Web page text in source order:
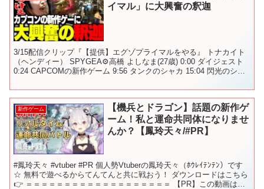
イマル」に大興奮の釈迦
3/15配信クリップ『【提供】エグゾプライマルをやる』 トナカイト
（ヘンディー） SPYGEA⚙高橋 よしなま(27歳) 0:00 ダイジェスト
0:24 CAPCOMの新作ゲーム 9:56 タンクのシャカ 15:04 閃光のシャ
新作ゲーム
【機兵とドラゴン】話題の新作ゲ
ーム！私と運命共同体になりませ
んか？【鳳玲天々/#PR】
#鳳玲天々 #vtuber #PR 個人勢Vtuberの鳳玲天々（ﾎｳﾚｲﾃﾝﾃﾝ）です
☆ 無料で遊べるからてんてんと共に戦おう！ ダウンロードはこちら
👉 ＝＝＝＝＝＝＝＝＝＝＝＝＝＝＝＝＝＝＝ 【PR】この動画はス